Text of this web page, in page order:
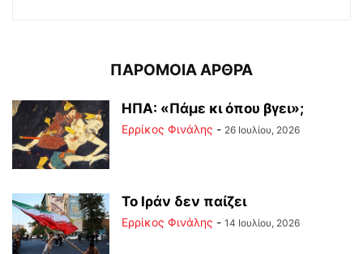
ΠΑΡΟΜΟΙΑ ΑΡΘΡΑ
ΗΠΑ: «Πάμε κι όπου βγει»;
Ερρίκος Φινάλης - 26 Ιουλίου, 2026
Το Ιράν δεν παίζει
Ερρίκος Φινάλης - 14 Ιουλίου, 2026